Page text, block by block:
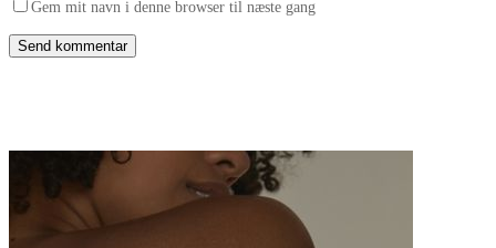
Gem mit navn i denne browser til næste gang